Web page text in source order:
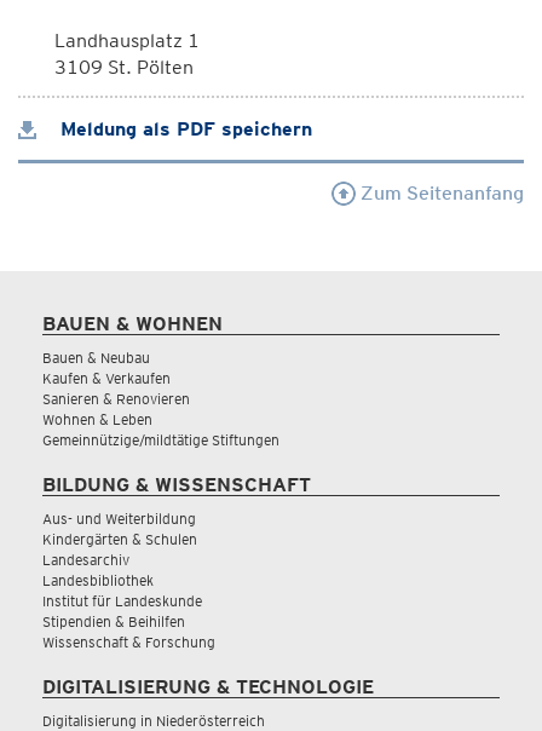
Landhausplatz 1
3109 St. Pölten
Meldung als PDF speichern
Zum Seitenanfang
BAUEN & WOHNEN
Bauen & Neubau
Kaufen & Verkaufen
Sanieren & Renovieren
Wohnen & Leben
Gemeinnützige/mildtätige Stiftungen
BILDUNG & WISSENSCHAFT
Aus- und Weiterbildung
Kindergärten & Schulen
Landesarchiv
Landesbibliothek
Institut für Landeskunde
Stipendien & Beihilfen
Wissenschaft & Forschung
DIGITALISIERUNG & TECHNOLOGIE
Digitalisierung in Niederösterreich